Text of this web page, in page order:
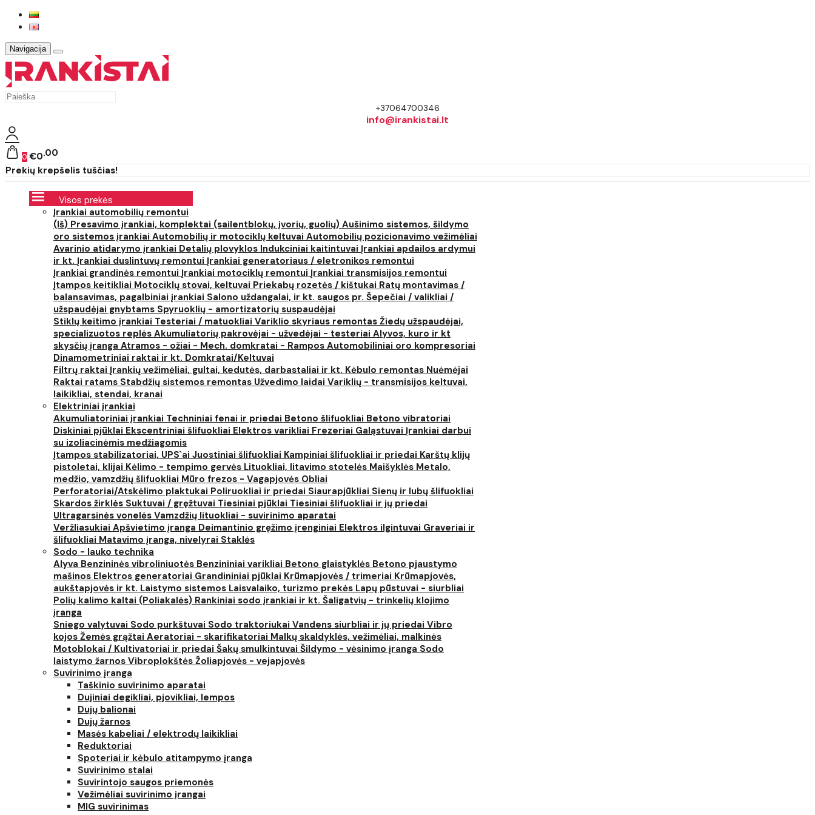
Navigacija
+37064700346
info@irankistai.lt
0 €0 00
Prekių krepšelis tuščias!
Visos prekės
Įrankiai automobilių remontui
(Iš) Presavimo įrankiai, komplektai (sailentblokų, įvorių, guolių) Aušinimo sistemos, šildymo
oro sistemos įrankiai Automobilių ir motociklų keltuvai Automobilių pozicionavimo vežimėliai
Avarinio atidarymo įrankiai Detalių plovyklos Indukciniai kaitintuvai Įrankiai apdailos ardymui
ir kt. Įrankiai duslintuvų remontui Įrankiai generatoriaus / eletronikos remontui
Įrankiai grandinės remontui Įrankiai motociklų remontui Įrankiai transmisijos remontui
Įtampos keitikliai Motociklų stovai, keltuvai Priekabų rozetės / kištukai Ratų montavimas /
balansavimas, pagalbiniai įrankiai Salono uždangalai, ir kt. saugos pr. Šepečiai / valikliai /
užspaudėjai gnybtams Spyruoklių - amortizatorių suspaudėjai
Stiklų keitimo įrankiai Testeriai / matuokliai Variklio skyriaus remontas Žiedų užspaudėjai,
specializuotos replės Akumuliatorių pakrovėjai - užvedėjai - testeriai Alyvos, kuro ir kt
skysčių įranga Atramos - ožiai - Mech. domkratai - Rampos Automobiliniai oro kompresoriai
Dinamometriniai raktai ir kt. Domkratai/Keltuvai
Filtrų raktai Įrankių vežimėliai, gultai, kedutės, darbastaliai ir kt. Kėbulo remontas Nuėmėjai
Raktai ratams Stabdžių sistemos remontas Užvedimo laidai Variklių - transmisijos keltuvai,
laikikliai, stendai, kranai
Elektriniai įrankiai
Akumuliatoriniai įrankiai Techniniai fenai ir priedai Betono šlifuokliai Betono vibratoriai
Diskiniai pjūklai Ekscentriniai šlifuokliai Elektros varikliai Frezeriai Galąstuvai Įrankiai darbui
su izoliacinėmis medžiagomis
Įtampos stabilizatoriai, UPS`ai Juostiniai šlifuokliai Kampiniai šlifuokliai ir priedai Karštų klijų
pistoletai, klijai Kėlimo - tempimo gervės Lituokliai, litavimo stotelės Maišyklės Metalo,
medžio, vamzdžių šlifuokliai Mūro frezos - Vagapjovės Obliai
Perforatoriai/Atskėlimo plaktukai Poliruokliai ir priedai Siaurapjūkliai Sienų ir lubų šlifuokliai
Skardos žirklės Suktuvai / gręžtuvai Tiesiniai pjūklai Tiesiniai šlifuokliai ir jų priedai
Ultragarsinės vonelės Vamzdžių lituokliai - suvirinimo aparatai
Veržliasukiai Apšvietimo įranga Deimantinio gręžimo įrenginiai Elektros ilgintuvai Graveriai ir
šlifuokliai Matavimo įranga, nivelyrai Staklės
Sodo - lauko technika
Alyva Benzininės vibroliniuotės Benzininiai varikliai Betono glaistyklės Betono pjaustymo
mašinos Elektros generatoriai Grandininiai pjūklai Krūmapjovės / trimeriai Krūmapjovės,
aukštapjovės ir kt. Laistymo sistemos Laisvalaiko, turizmo prekės Lapų pūstuvai - siurbliai
Polių kalimo kaltai (Poliakalės) Rankiniai sodo įrankiai ir kt. Šaligatvių - trinkelių klojimo
įranga
Sniego valytuvai Sodo purkštuvai Sodo traktoriukai Vandens siurbliai ir jų priedai Vibro
kojos Žemės grąžtai Aeratoriai - skarifikatoriai Malkų skaldyklės, vežimėliai, malkinės
Motoblokai / Kultivatoriai ir priedai Šakų smulkintuvai Šildymo - vėsinimo įranga Sodo
laistymo žarnos Vibroplokštės Žoliapjovės - vejapjovės
Suvirinimo įranga
Taškinio suvirinimo aparatai
Dujiniai degikliai, pjovikliai, lempos
Dujų balionai
Dujų žarnos
Masės kabeliai / elektrodų laikikliai
Reduktoriai
Spoteriai ir kėbulo atitampymo įranga
Suvirinimo stalai
Suvirintojo saugos priemonės
Vežimėliai suvirinimo įrangai
MIG suvirinimas